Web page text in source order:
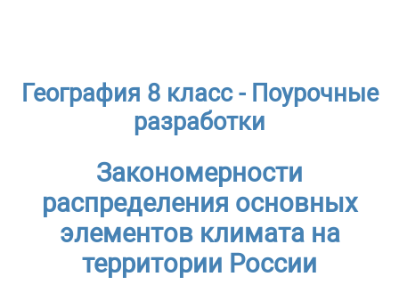
География 8 класс - Поурочные
разработки
Закономерности
распределения основных
элементов климата на
территории России